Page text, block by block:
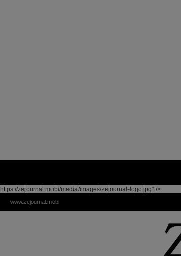
https://zejournal.mobi/media/images/zejournal-logo.jpg" />
www.zejournal.mobi